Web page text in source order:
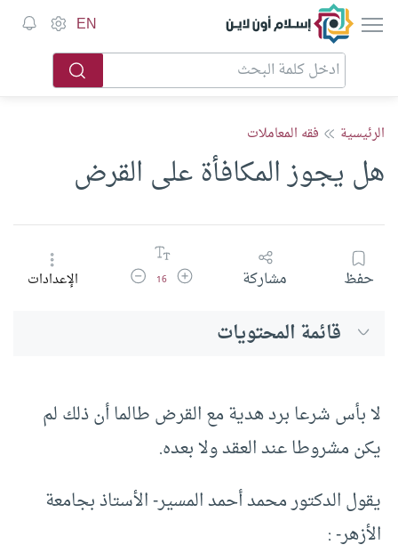
إسلام أون لاين EN
الرئيسية فقه المعاملات
هل يجوز المكافأة على القرض
حفظ مشاركة زيادة حجم الخط
16 تقليل حجم الخطالإعدادات
قائمة المحتويات
لا بأس شرعا برد هدية مع القرض طالما أن ذلك لم
يكن مشروطا عند العقد ولا بعده.
يقول الدكتور محمد أحمد المسير- الأستاذ بجامعة
الأزهر- :